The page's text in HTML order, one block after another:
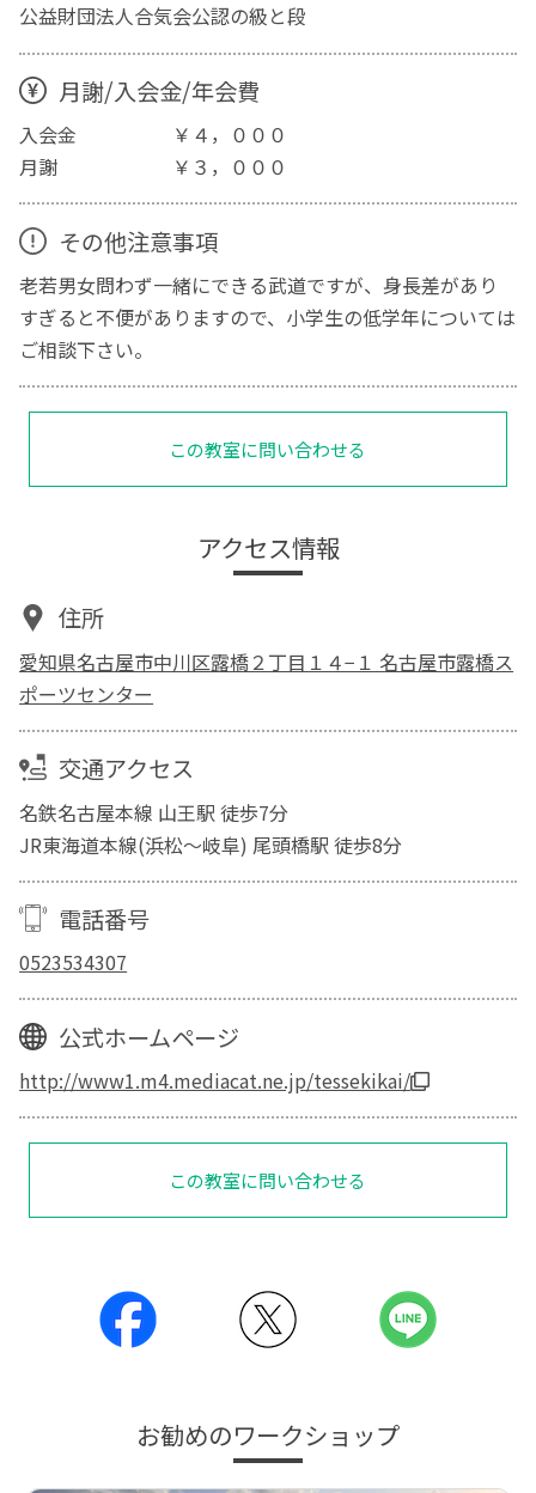
公益財団法人合気会公認の級と段
月謝/入会金/年会費
入会金 ￥４，０００
月謝 ￥３，０００
その他注意事項
老若男女問わず一緒にできる武道ですが、身長差があり
すぎると不便がありますので、小学生の低学年については
ご相談下さい。
この教室に問い合わせる
アクセス情報
住所
愛知県名古屋市中川区露橋２丁目１４−１ 名古屋市露橋ス
ポーツセンター
交通アクセス
名鉄名古屋本線 山王駅 徒歩7分
JR東海道本線(浜松～岐阜) 尾頭橋駅 徒歩8分
電話番号
0523534307
公式ホームページ
http://www1.m4.mediacat.ne.jp/tessekikai/
この教室に問い合わせる
お勧めのワークショップ